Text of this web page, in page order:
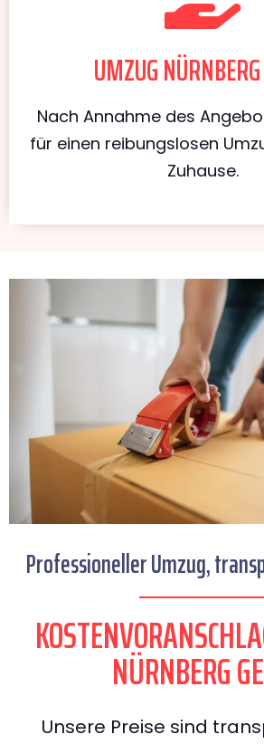
UMZUG
Nach Annahme des
für einen reibungslosen
Zuhause.
Professioneller Umzug,
NÜRNBERG
Unsere Preise sind